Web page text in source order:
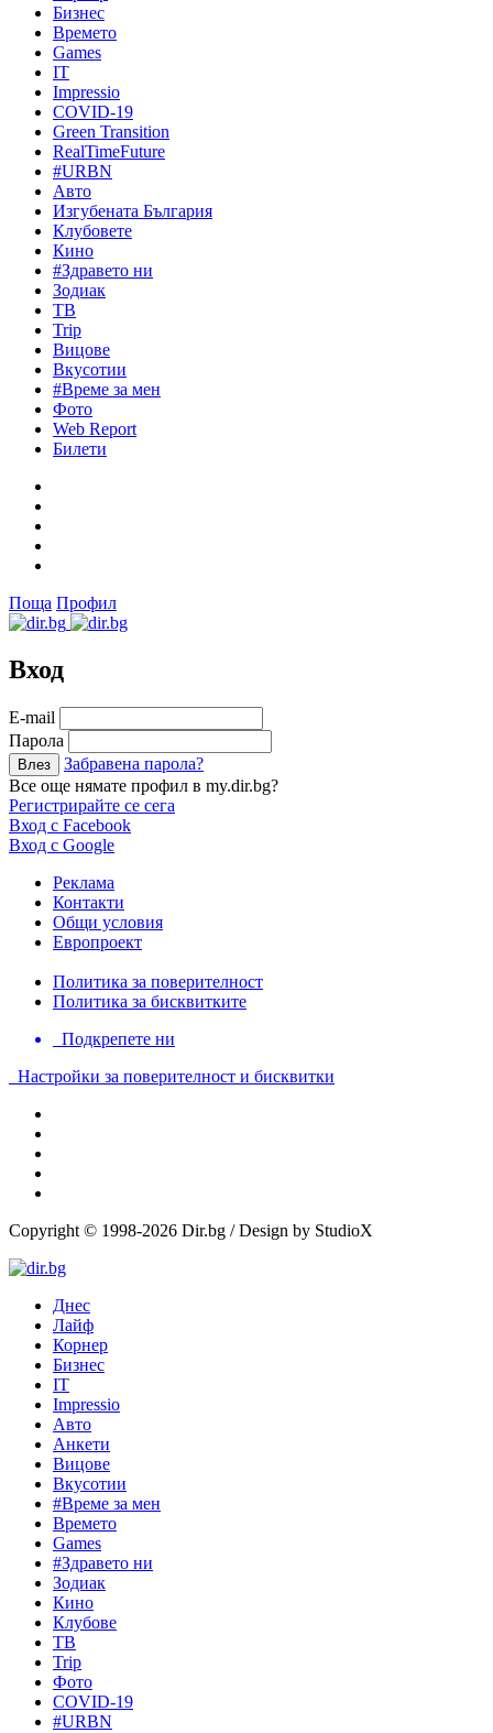
Бизнес
Времето
Games
IT
Impressio
COVID-19
Green Transition
RealTimeFuture
#URBN
Авто
Изгубената България
Клубовете
Кино
#Здравето ни
Зодиак
ТВ
Trip
Вицове
Вкусотии
#Време за мен
Фото
Web Report
Билети
Поща Профил
Вход
Е-mail
Парола
Забравена парола?
Все още нямате профил в my.dir.bg?
Регистрирайте се сега
Вход с Facebook
Вход с Google
Реклама
Контакти
Общи условия
Европроект
Политика за поверителност
Политика за бисквитките
Подкрепете ни
Настройки за поверителност и бисквитки
Copyright © 1998-2026 Dir.bg / Design by StudioX
Днес
Лайф
Корнер
Бизнес
IT
Impressio
Авто
Анкети
Вицове
Вкусотии
#Време за мен
Времето
Games
#Здравето ни
Зодиак
Кино
Клубове
ТВ
Trip
Фото
COVID-19
#URBN